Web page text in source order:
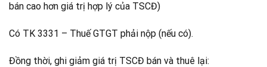
bán cao hơn giá trị hợp lý của TSCĐ)
Có TK 3331 – Thuế GTGT phải nộp (nếu có).
Đồng thời, ghi giảm giá trị TSCĐ bán và thuê lại: